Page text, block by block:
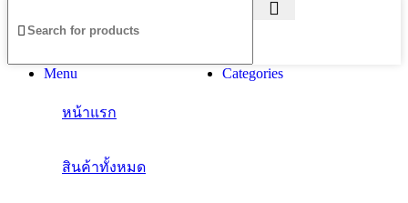
Menu Categories
หน้าแรก
สินค้าทั้งหมด